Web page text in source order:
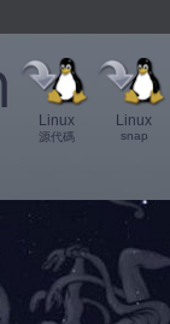
Linux
源代碼
Linux
snap